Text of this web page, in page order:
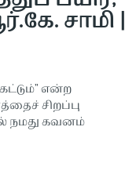
சாமி |
என்ற
சிறப்பு
நமது கவனம்